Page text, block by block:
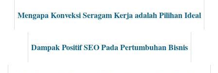
Mengapa Konveksi Seragam Kerja adalah Pilihan Ideal
Dampak Positif SEO Pada Pertumbuhan Bisnis